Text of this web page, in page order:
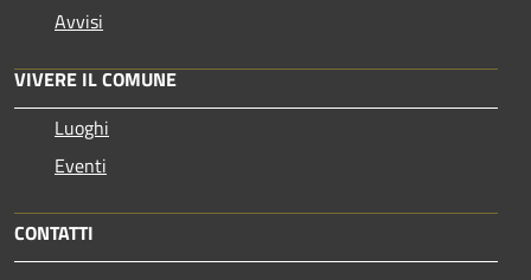
Avvisi
VIVERE IL COMUNE
Luoghi
Eventi
CONTATTI